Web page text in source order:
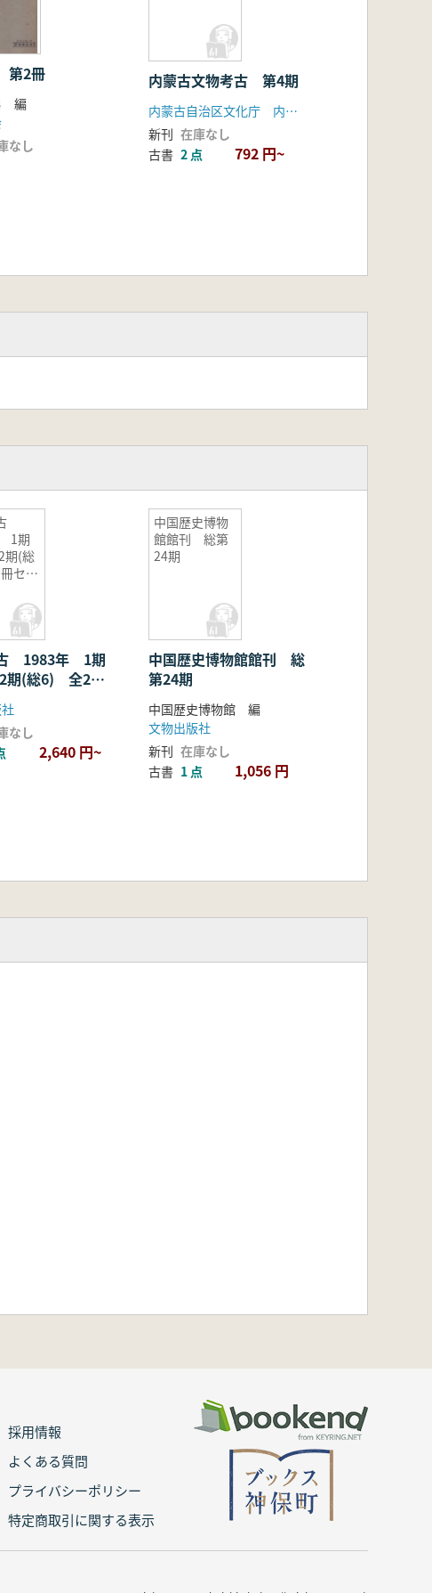
第2冊
編
なし
内蒙古文物考古 第4期
内蒙古自治区文化庁 内蒙古考古博物館学会
新刊 在庫なし
古書 2 点 792 円~
1期
(総
セッ
1983年 1期
(総6) 全2冊
なし
2,640 円~
中国歴史博物
館館刊 総第
24期
中国歴史博物館館刊 総
第24期
中国歴史博物館 編
文物出版社
新刊 在庫なし
古書 1 点 1,056 円
採用情報
よくある質問
プライバシーポリシー
特定商取引に関する表示